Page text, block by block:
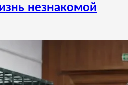
незнакомой